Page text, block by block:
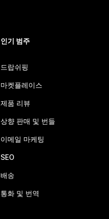
인기 범주
드랍쉬핑
마켓플레이스
제품 리뷰
상향 판매 및 번들
이메일 마케팅
SEO
배송
통화 및 번역